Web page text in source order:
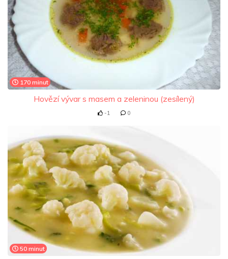
170 minut
Hovězí vývar s masem a zeleninou (zesílený)
-1 0
50 minut